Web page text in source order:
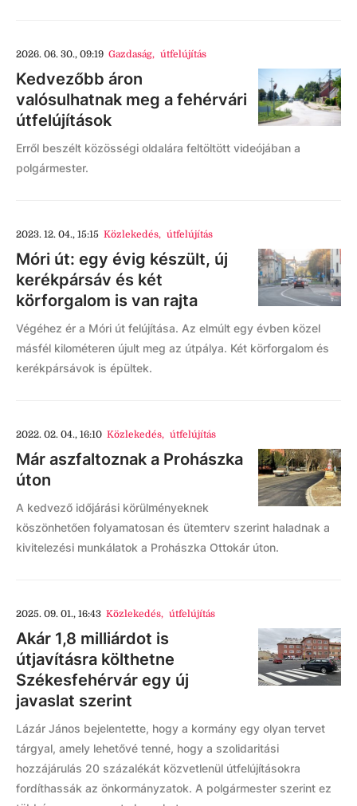
2026. 06. 30., 09:19 Gazdaság, útfelújítás
Kedvezőbb áron
valósulhatnak meg a fehérvári
útfelújítások
Erről beszélt közösségi oldalára feltöltött videójában a
polgármester.
2023. 12. 04., 15:15 Közlekedés, útfelújítás
Móri út: egy évig készült, új
kerékpársáv és két
körforgalom is van rajta
Végéhez ér a Móri út felújítása. Az elmúlt egy évben közel
másfél kilométeren újult meg az útpálya. Két körforgalom és
kerékpársávok is épültek.
2022. 02. 04., 16:10 Közlekedés, útfelújítás
Már aszfaltoznak a Prohászka
úton
A kedvező időjárási körülményeknek
köszönhetően folyamatosan és ütemterv szerint haladnak a
kivitelezési munkálatok a Prohászka Ottokár úton.
2025. 09. 01., 16:43 Közlekedés, útfelújítás
Akár 1,8 milliárdot is
útjavításra költhetne
Székesfehérvár egy új
javaslat szerint
Lázár János bejelentette, hogy a kormány egy olyan tervet
tárgyal, amely lehetővé tenné, hogy a szolidaritási
hozzájárulás 20 százalékát közvetlenül útfelújításokra
fordíthassák az önkormányzatok. A polgármester szerint ez